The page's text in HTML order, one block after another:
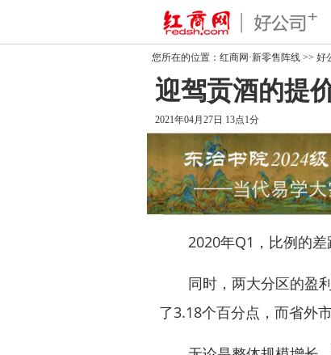
您所在的位置： 红商网·新零售阵线 >> 好
迎驾贡酒的提
2021年04月27日 13点1分
2020年Q1，比例的差
同时，两大分区的盈利
了3.18个百分点，而省外